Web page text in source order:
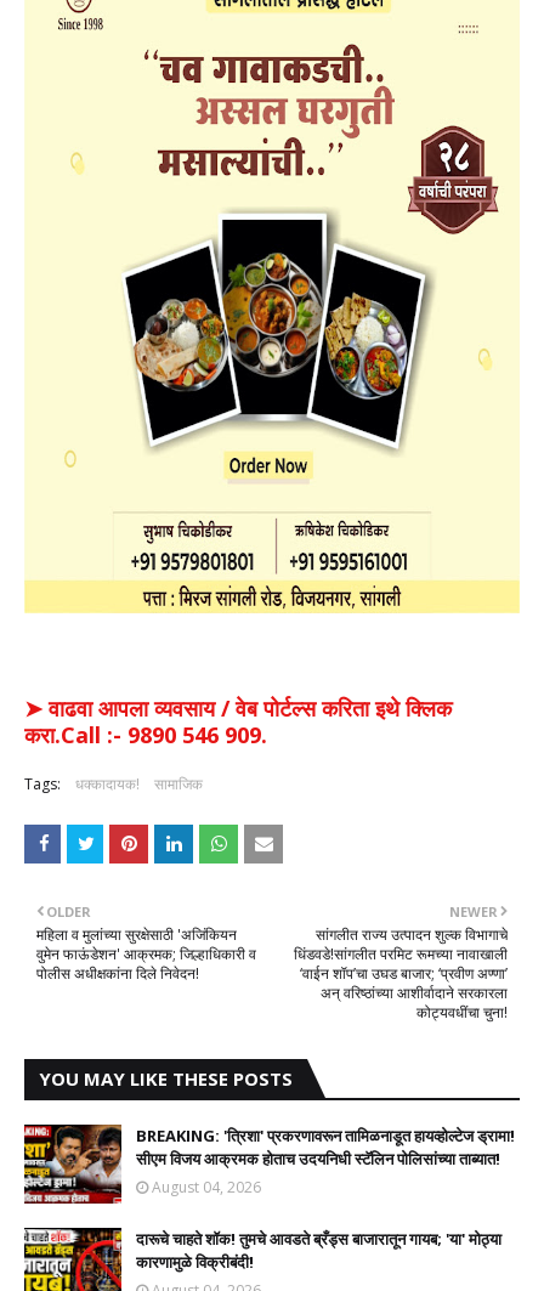
➤ वाढवा आपला व्यवसाय / वेब पोर्टल्स करिता इथे क्लिक
करा.Call :- 9890 546 909.
Tags: धक्कादायक! सामाजिक
NEWER
सांगलीत राज्य उत्पादन शुल्क विभागाचे
धिंडवडे!​सांगलीत परमिट रूमच्या नावाखाली
‘वाईन शॉप’चा उघड बाजार; ‘प्रवीण अण्णा’
अन् वरिष्ठांच्या आशीर्वादाने सरकारला
कोट्यवधींचा चुना!
OLDER
महिला व मुलांच्या सुरक्षेसाठी 'अजिंकियन
वुमेन फाऊंडेशन' आक्रमक; जिल्हाधिकारी व
पोलीस अधीक्षकांना दिले निवेदन!
YOU MAY LIKE THESE POSTS
BREAKING: 'त्रिशा' प्रकरणावरून तामिळनाडूत हायव्होल्टेज ड्रामा!
सीएम विजय आक्रमक होताच उदयनिधी स्टॅलिन पोलिसांच्या ताब्यात!
August 04, 2026
दारूचे चाहते शॉक! तुमचे आवडते ब्रँड्स बाजारातून गायब; 'या' मोठ्या
कारणामुळे विक्रीबंदी!